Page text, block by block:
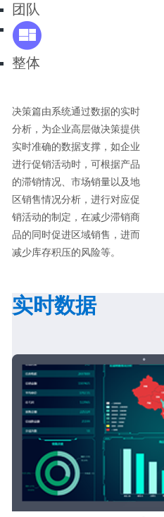
团队
整体
决策篇由系统通过数据的实时
分析，为企业高层做决策提供
实时准确的数据支撑，如企业
进行促销活动时，可根据产品
的滞销情况、市场销量以及地
区销售情况分析，进行对应促
销活动的制定，在减少滞销商
品的同时促进区域销售，进而
减少库存积压的风险等。
实时数据